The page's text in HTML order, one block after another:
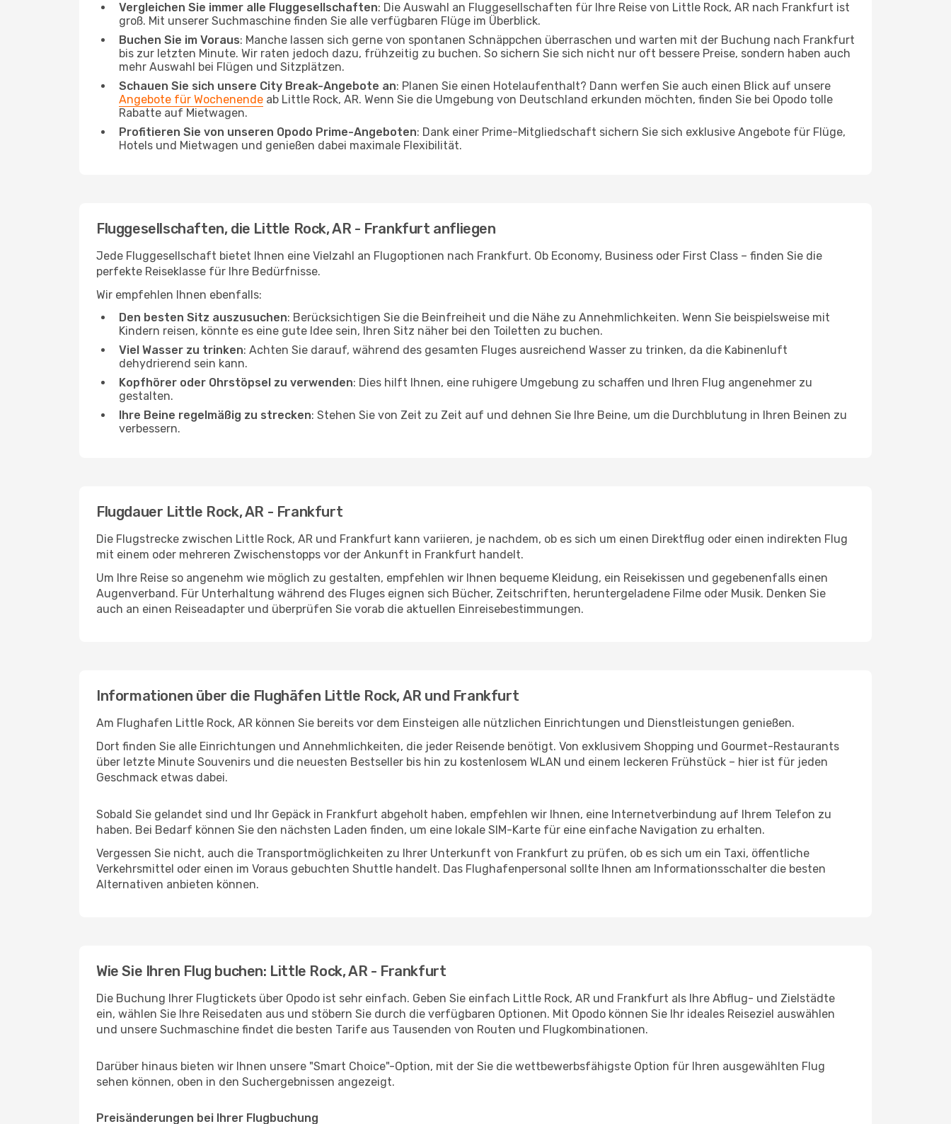
Vergleichen Sie immer alle Fluggesellschaften: Die Auswahl an Fluggesellschaften für Ihre Reise von Little Rock, AR nach Frankfurt ist
groß. Mit unserer Suchmaschine finden Sie alle verfügbaren Flüge im Überblick.
Buchen Sie im Voraus: Manche lassen sich gerne von spontanen Schnäppchen überraschen und warten mit der Buchung nach Frankfurt
bis zur letzten Minute. Wir raten jedoch dazu, frühzeitig zu buchen. So sichern Sie sich nicht nur oft bessere Preise, sondern haben auch
mehr Auswahl bei Flügen und Sitzplätzen.
Schauen Sie sich unsere City Break-Angebote an: Planen Sie einen Hotelaufenthalt? Dann werfen Sie auch einen Blick auf unsere
Angebote für Wochenende ab Little Rock, AR. Wenn Sie die Umgebung von Deutschland erkunden möchten, finden Sie bei Opodo tolle
Rabatte auf Mietwagen.
Profitieren Sie von unseren Opodo Prime-Angeboten: Dank einer Prime-Mitgliedschaft sichern Sie sich exklusive Angebote für Flüge,
Hotels und Mietwagen und genießen dabei maximale Flexibilität.
Fluggesellschaften, die Little Rock, AR - Frankfurt anfliegen
Jede Fluggesellschaft bietet Ihnen eine Vielzahl an Flugoptionen nach Frankfurt. Ob Economy, Business oder First Class – finden Sie die
perfekte Reiseklasse für Ihre Bedürfnisse.
Wir empfehlen Ihnen ebenfalls:
Den besten Sitz auszusuchen: Berücksichtigen Sie die Beinfreiheit und die Nähe zu Annehmlichkeiten. Wenn Sie beispielsweise mit
Kindern reisen, könnte es eine gute Idee sein, Ihren Sitz näher bei den Toiletten zu buchen.
Viel Wasser zu trinken: Achten Sie darauf, während des gesamten Fluges ausreichend Wasser zu trinken, da die Kabinenluft
dehydrierend sein kann.
Kopfhörer oder Ohrstöpsel zu verwenden: Dies hilft Ihnen, eine ruhigere Umgebung zu schaffen und Ihren Flug angenehmer zu
gestalten.
Ihre Beine regelmäßig zu strecken: Stehen Sie von Zeit zu Zeit auf und dehnen Sie Ihre Beine, um die Durchblutung in Ihren Beinen zu
verbessern.
Flugdauer Little Rock, AR - Frankfurt
Die Flugstrecke zwischen Little Rock, AR und Frankfurt kann variieren, je nachdem, ob es sich um einen Direktflug oder einen indirekten Flug
mit einem oder mehreren Zwischenstopps vor der Ankunft in Frankfurt handelt.
Um Ihre Reise so angenehm wie möglich zu gestalten, empfehlen wir Ihnen bequeme Kleidung, ein Reisekissen und gegebenenfalls einen
Augenverband. Für Unterhaltung während des Fluges eignen sich Bücher, Zeitschriften, heruntergeladene Filme oder Musik. Denken Sie
auch an einen Reiseadapter und überprüfen Sie vorab die aktuellen Einreisebestimmungen.
Informationen über die Flughäfen Little Rock, AR und Frankfurt
Am Flughafen Little Rock, AR können Sie bereits vor dem Einsteigen alle nützlichen Einrichtungen und Dienstleistungen genießen.
Dort finden Sie alle Einrichtungen und Annehmlichkeiten, die jeder Reisende benötigt. Von exklusivem Shopping und Gourmet-Restaurants
über letzte Minute Souvenirs und die neuesten Bestseller bis hin zu kostenlosem WLAN und einem leckeren Frühstück – hier ist für jeden
Geschmack etwas dabei.
Sobald Sie gelandet sind und Ihr Gepäck in Frankfurt abgeholt haben, empfehlen wir Ihnen, eine Internetverbindung auf Ihrem Telefon zu
haben. Bei Bedarf können Sie den nächsten Laden finden, um eine lokale SIM-Karte für eine einfache Navigation zu erhalten.
Vergessen Sie nicht, auch die Transportmöglichkeiten zu Ihrer Unterkunft von Frankfurt zu prüfen, ob es sich um ein Taxi, öffentliche
Verkehrsmittel oder einen im Voraus gebuchten Shuttle handelt. Das Flughafenpersonal sollte Ihnen am Informationsschalter die besten
Alternativen anbieten können.
Wie Sie Ihren Flug buchen: Little Rock, AR - Frankfurt
Die Buchung Ihrer Flugtickets über Opodo ist sehr einfach. Geben Sie einfach Little Rock, AR und Frankfurt als Ihre Abflug- und Zielstädte
ein, wählen Sie Ihre Reisedaten aus und stöbern Sie durch die verfügbaren Optionen. Mit Opodo können Sie Ihr ideales Reiseziel auswählen
und unsere Suchmaschine findet die besten Tarife aus Tausenden von Routen und Flugkombinationen.
Darüber hinaus bieten wir Ihnen unsere "Smart Choice"-Option, mit der Sie die wettbewerbsfähigste Option für Ihren ausgewählten Flug
sehen können, oben in den Suchergebnissen angezeigt.
Preisänderungen bei Ihrer Flugbuchung